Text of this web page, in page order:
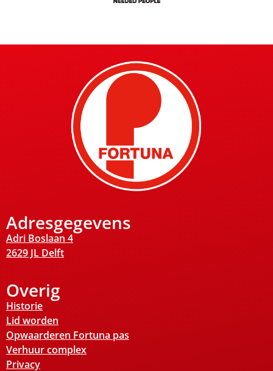
Adresgegevens
Adri Boslaan 4
2629 JL Delft
Overig
Historie
Lid worden
Opwaarderen Fortuna pas
Verhuur complex
Privacy